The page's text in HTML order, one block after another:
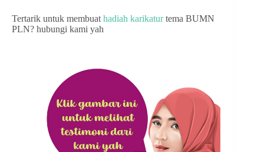
Tertarik untuk membuat hadiah karikaturtema BUMN
PLN? hubungi kami yah